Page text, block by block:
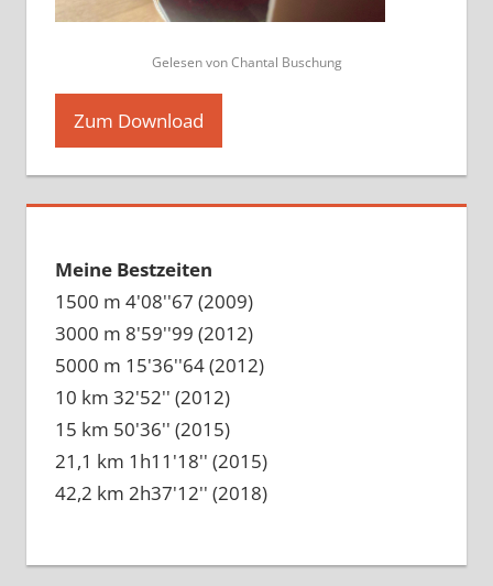
Gelesen von Chantal Buschung
Zum Download
Meine Bestzeiten
1500 m 4'08''67 (2009)
3000 m 8'59''99 (2012)
5000 m 15'36''64 (2012)
10 km 32'52'' (2012)
15 km 50'36'' (2015)
21,1 km 1h11'18'' (2015)
42,2 km 2h37'12'' (2018)